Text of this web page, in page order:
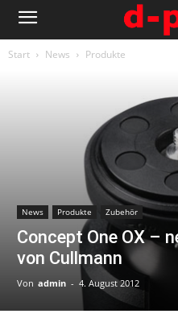
Start News Produkte
News Produkte Zubehör
Concept One OX –
von Cullmann
Von admin - 4. August 2012